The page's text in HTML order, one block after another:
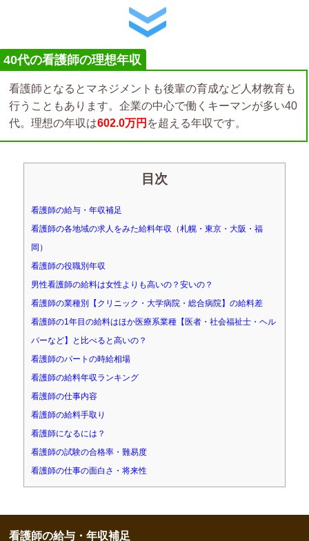
40代の看護師の理想年収
看護師となるとマネジメントも後輩の育成など人材教育も
行うこともあります。企業の中心で働くキーマンが多い40
代。理想の年収は602.0万円 を超える年収です。
目次
看護師の給与・年収補足
看護師の各地域の求人をみた給料年収（札幌・東京・大阪・福
岡）
看護師の役職別年収
男性看護師の給料は女性よりも高いの？安いの？
看護師の業種別【クリニック・大学病院・総合病院】の給料差
看護師の1年目の給料はほか医療系業種【医者・社会福祉士・ヘル
パーなど】と比べると高いの？
看護師のパートの時給相場
看護師の給料年収ランキング
看護師の仕事内容
看護師の給料手取り
看護師になるには？
看護師の試験の合格率・難易度
看護師の仕事の面白さ・将来性
看護師の給与・年収補足